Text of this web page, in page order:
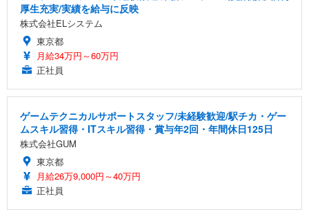
厚生充実/実績を給与に反映
株式会社ELシステム
東京都
月給34万円～60万円
正社員
ゲームテクニカルサポートスタッフ/未経験歓迎/駅チカ・ゲー
ムスキル習得・ITスキル習得・賞与年2回・年間休日125日
株式会社GUM
東京都
月給26万9,000円～40万円
正社員